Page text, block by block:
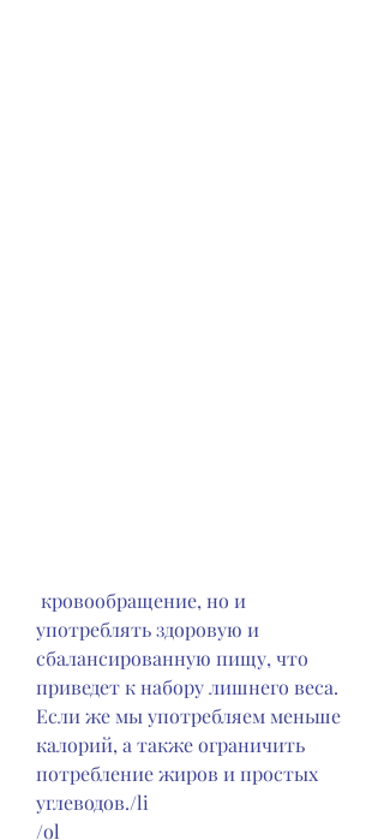
употреблять здоровую и
сбалансированную пищу, что
приведет к набору лишнего веса.
Если же мы употребляем меньше
калорий, а также ограничить
потребление жиров и простых
углеводов./li
/ol